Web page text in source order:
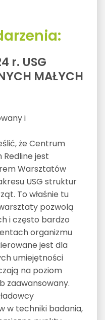
r. USG
MAŁYCH
i
że Centrum
jest
Warsztatów
USG struktur
To właśnie tu
pozwolą
i często bardzo
organizmu
jest dla
umiejętności
na poziom
zaawansowany.
w techniki badania,